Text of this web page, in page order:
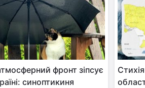
фронт зіпсує
синоптикиня